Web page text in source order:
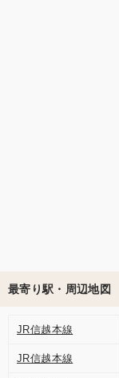
最寄り駅・周辺地図
JR信越本線
JR信越本線